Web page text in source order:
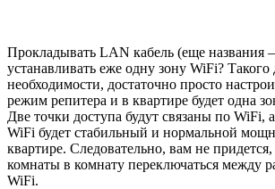
Прокладывать LAN кабель (еще названия
устанавливать еже одну зону WiFi? Такого
необходимости, достаточно просто
режим репитера и в квартире будет одна
Две точки доступа будут связаны по WiFi,
WiFi будет стабильный и нормальной
квартире. Следовательно, вам не придется,
комнаты в комнату переключаться между
WiFi.